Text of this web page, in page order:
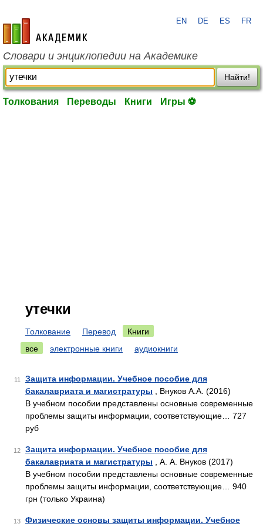
academic.ru
EN DE ES FR
Словари и энциклопедии на Академике
Найти!
Толкования Переводы Книги Игры ⚽
утечки
Толкование Перевод
Книги
все
электронные книги аудиокниги
11
Защита информации. Учебное пособие для
бакалавриата и магистратуры , Внуков А.А. (2016)
В учебном пособии представлены основные современные
проблемы защиты информации, соответствующие… 727
руб
12
Защита информации. Учебное пособие для
бакалавриата и магистратуры , А. А. Внуков (2017)
В учебном пособии представлены основные современные
проблемы защиты информации, соответствующие… 940
грн (только Украина)
13
Физические основы защиты информации. Учебное